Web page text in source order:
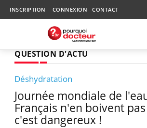
INSCRIPTION CONNEXION CONTACT
QUESTION D'ACTU
Déshydratation
Journée mondiale de
Français n'en boivent
c'est dangereux !